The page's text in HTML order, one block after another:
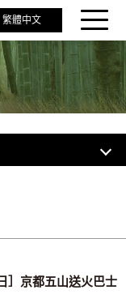
繁體中文
］京都五山送火巴士